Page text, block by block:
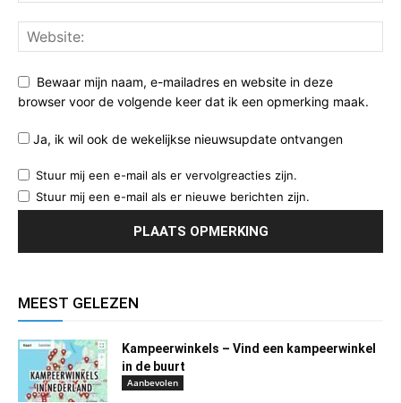
Bewaar mijn naam, e-mailadres en website in deze
browser voor de volgende keer dat ik een opmerking maak.
Ja, ik wil ook de wekelijkse nieuwsupdate ontvangen
Stuur mij een e-mail als er vervolgreacties zijn.
Stuur mij een e-mail als er nieuwe berichten zijn.
MEEST GELEZEN
Kampeerwinkels – Vind een kampeerwinkel
in de buurt
Aanbevolen